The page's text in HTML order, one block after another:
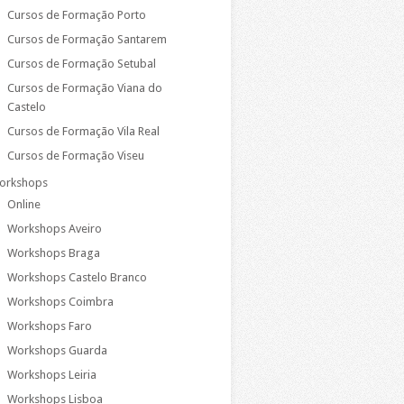
Cursos de Formação Porto
Cursos de Formação Santarem
Cursos de Formação Setubal
Cursos de Formação Viana do
Castelo
Cursos de Formação Vila Real
Cursos de Formação Viseu
Online
Workshops Aveiro
Workshops Braga
Workshops Castelo Branco
Workshops Coimbra
Workshops Faro
Workshops Guarda
Workshops Leiria
Workshops Lisboa